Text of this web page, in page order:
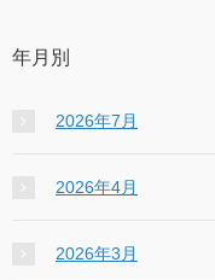
年月別
2026年7月
2026年4月
2026年3月